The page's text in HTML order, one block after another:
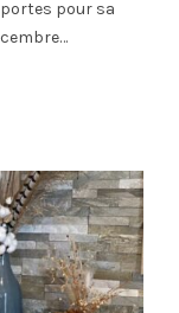
pour sa